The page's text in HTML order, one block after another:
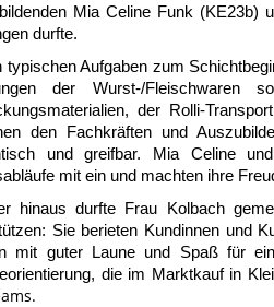
Mia Celine Funk (KE23b)
durfte.
typischen Aufgaben zum
der Wurst-/
der Rolli-
den Fachkräften und
und greifbar. Mia Celine
mit ein und machten ihre
hinaus durfte Frau Kolbach
Sie berieten Kundinnen und
mit guter Laune und Spaß für
die im Marktkauf in